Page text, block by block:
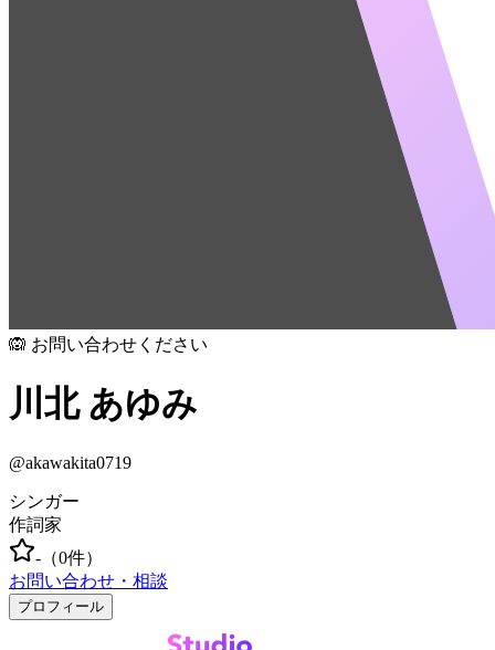
🙉 お問い合わせください
川北 あゆみ
@akawakita0719
シンガー
作詞家
- （0件）
お問い合わせ・相談
プロフィール